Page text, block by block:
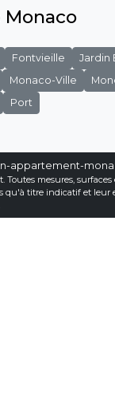
Fontvieille
Jardin
Monaco-Ville
Port
appartement-
mesures, surfaces
qu'à titre indicatif et leur